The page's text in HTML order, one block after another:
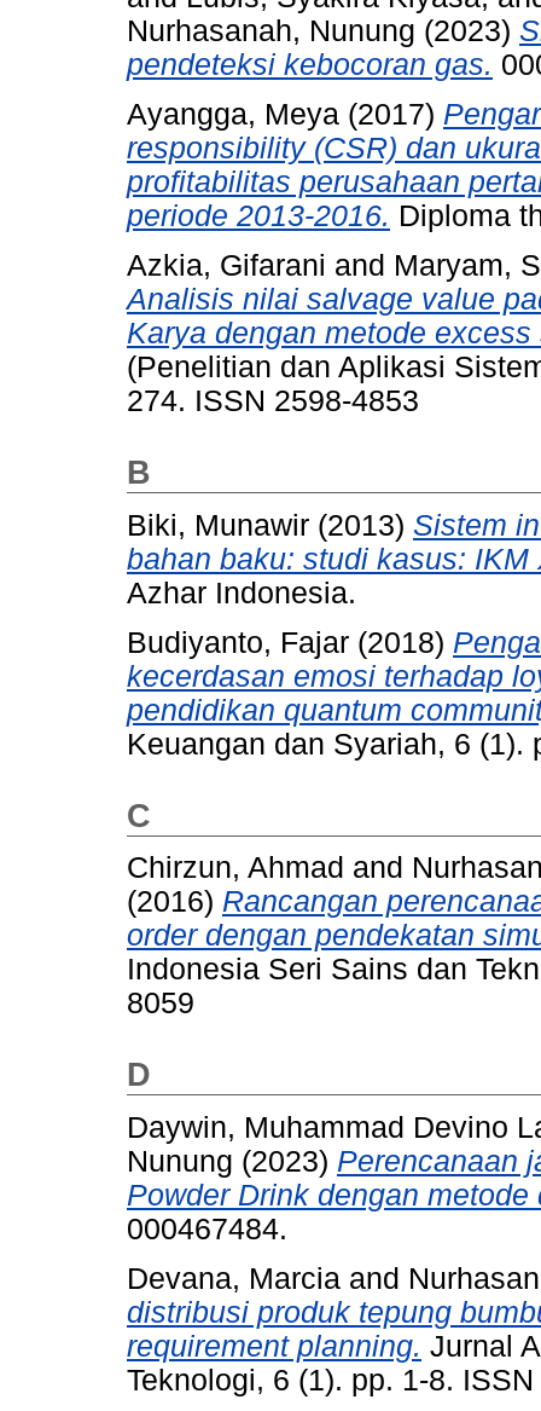
Nurhasanah, Nunung (2023)
pendeteksi kebocoran gas.
Ayangga, Meya (2017)
responsibility (CSR) dan
profitabilitas perusahaan
periode 2013-2016. Diploma
Azkia, Gifarani and Maryam,
Analisis nilai salvage value
Karya dengan metode
(Penelitian dan Aplikasi
274. ISSN 2598-4853
B
Biki, Munawir (2013) Sistem
bahan baku: studi kasus: IKM
Azhar Indonesia.
Budiyanto, Fajar (2018)
kecerdasan emosi terhadap
pendidikan quantum
Keuangan dan Syariah, 6 (1).
C
Chirzun, Ahmad and
(2016) Rancangan
order dengan pendekatan
Indonesia Seri Sains dan
8059
D
Daywin, Muhammad Devino
Nunung (2023) Perencanaan
Powder Drink dengan
000467484.
Devana, Marcia and
distribusi produk tepung
requirement planning. Jurnal
Teknologi, 6 (1). pp. 1-8.